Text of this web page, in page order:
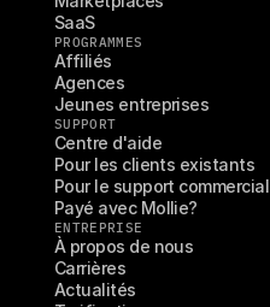
SaaS
PROGRAMMES
Affiliés
Agences
Jeunes entreprises
SUPPORT
Centre d'aide
Pour les clients existants
Pour le support commercial
Payé avec Mollie?
ENTREPRISE
À propos de nous
Carrières
Actualités